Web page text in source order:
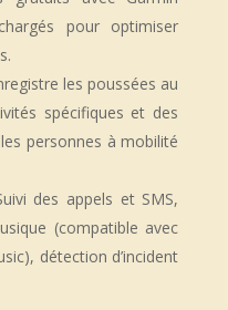
pour optimiser
les poussées au
spécifiques et des
personnes à mobilité
des appels et SMS,
(compatible avec
détection d’incident